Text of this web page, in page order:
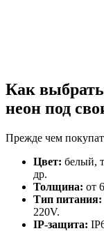
Как
неон под
Прежде чем
Цвет: белый,
др.
Толщина: от
Тип питания:
220V.
IP-защита: